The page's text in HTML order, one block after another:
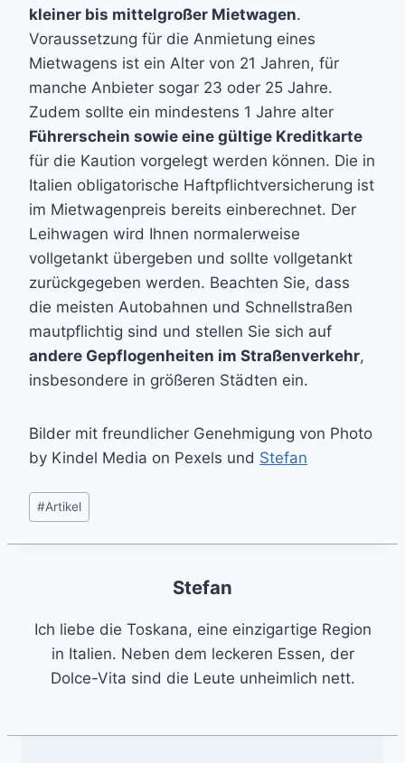
kleiner bis mittelgroßer Mietwagen.
Voraussetzung für die Anmietung eines
Mietwagens ist ein Alter von 21 Jahren, für
manche Anbieter sogar 23 oder 25 Jahre.
Zudem sollte ein mindestens 1 Jahre alter
Führerschein sowie eine gültige Kreditkarte
für die Kaution vorgelegt werden können. Die in
Italien obligatorische Haftpflichtversicherung ist
im Mietwagenpreis bereits einberechnet. Der
Leihwagen wird Ihnen normalerweise
vollgetankt übergeben und sollte vollgetankt
zurückgegeben werden. Beachten Sie, dass
die meisten Autobahnen und Schnellstraßen
mautpflichtig sind und stellen Sie sich auf
andere Gepflogenheiten im Straßenverkehr,
insbesondere in größeren Städten ein.
Bilder mit freundlicher Genehmigung von Photo
by Kindel Media on Pexels und Stefan
Post
Tags:
#Artikel
Stefan
Ich liebe die Toskana, eine einzigartige Region
in Italien. Neben dem leckeren Essen, der
Dolce-Vita sind die Leute unheimlich nett.